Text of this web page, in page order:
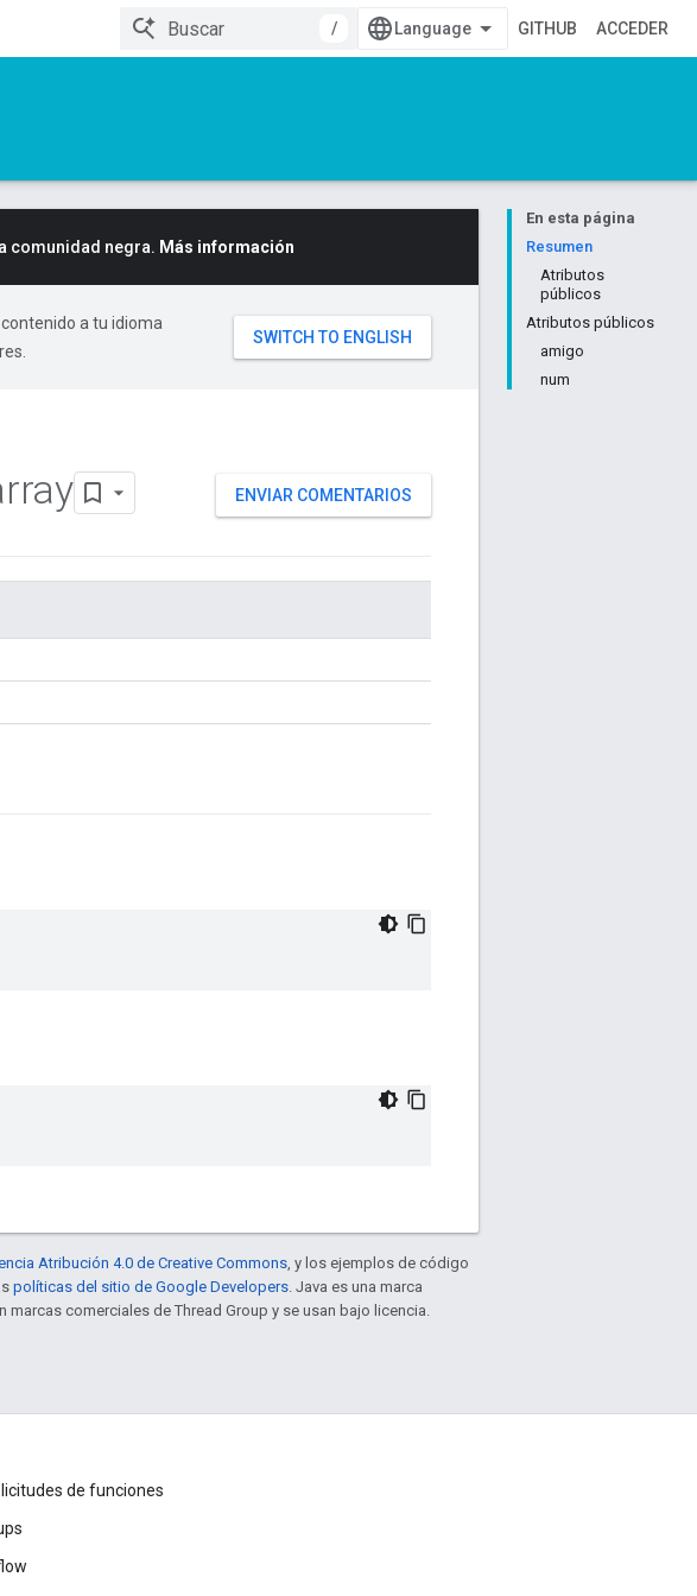
/
GITHUB ACCEDER
En esta página
Resumen
Atributos
públicos
Atributos públicos
amigo
num
comunidad negra. Más información
a tu idioma
ENVIAR COMENTARIOS
Atribución 4.0 de Creative Commons, y los ejemplos de código
políticas del sitio de Google Developers. Java es una marca
marcas comerciales de Thread Group y se usan bajo licencia.
de funciones